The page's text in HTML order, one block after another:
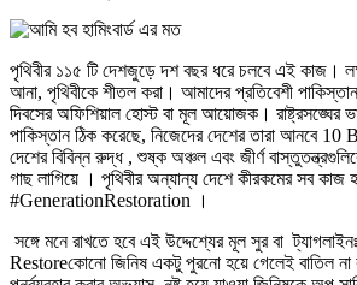
পৃথিবীর ১১৫ টি দেশজুড়ে দশ বছর ধরে চলবে এই কাজ।
আনা, পৃথিবীকে শীতল করা। আমাদের প্রতিবেশী
দিবসের অফিশিয়াল হোস্ট বা মূল আয়োজক। রাষ্ট্রসঙ্ঘের
পাকিস্তান ঠিক করেছে, নিজেদের দেশের তারা আনবে
দেশের বিবিন্ন রুদ্ধ , শুষ্ক অঞ্চল এবং জীর্ণ
গাছ লাগিয়ে । পৃথিবীর অন্যান্য দেশে কীরকমের সব কাজ
#GenerationRestoration ।
সঙ্গে মনে রাখতে হবে এই উদ্দেশ্যের মূল সুর বা
Restoreকোনো জিনিষ একটু পুরনো হয়ে গেলেই বাতিল না